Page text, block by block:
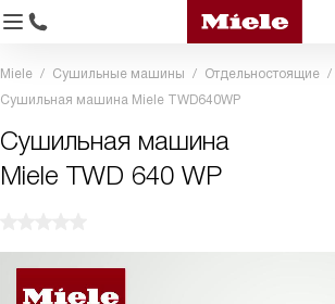
Miele Сушильные машины
Отдельностоящие
Сушильная машина Miele TWD640WP
Сушильная машина
Miele TWD 640 WP